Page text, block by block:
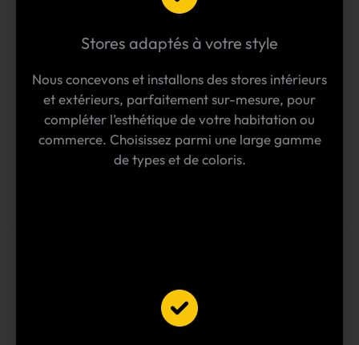
Stores adaptés à votre style
Nous concevons et installons des stores intérieurs
et extérieurs, parfaitement sur-mesure, pour
compléter l’esthétique de votre habitation ou
commerce. Choisissez parmi une large gamme
de types et de coloris.